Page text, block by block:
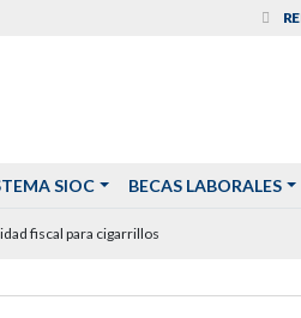
SIOC BECAS LABORALES
fiscal para cigarrillos